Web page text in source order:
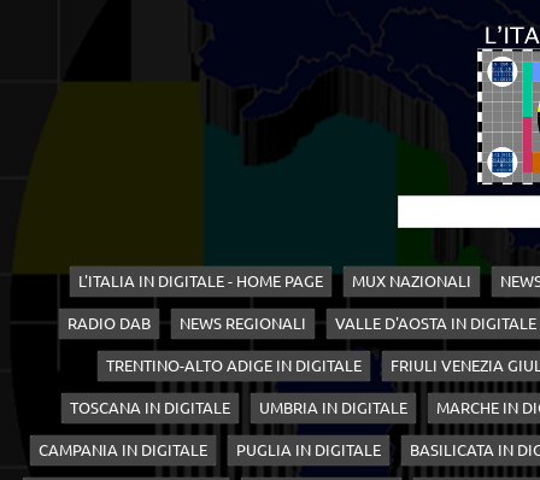
L'ITALIA IN DIGITALE - HOME PAGE MUX NAZIONALI
RADIO DAB NEWS REGIONALI VALLE D'AOSTA IN DIGITALE
TRENTINO-ALTO ADIGE IN DIGITALE FRIULI VENEZIA
TOSCANA IN DIGITALE UMBRIA IN DIGITALE MARCHE IN
CAMPANIA IN DIGITALE PUGLIA IN DIGITALE BASILICATA IN